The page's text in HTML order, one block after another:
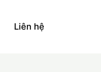
Liên hệ